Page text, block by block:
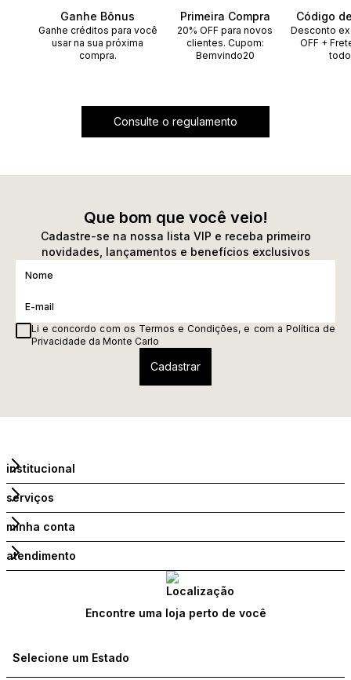
Ganhe Bônus
Ganhe créditos para você
usar na sua próxima
compra.
Primeira Compra
20% OFF para novos
clientes. Cupom:
Bemvindo20
Código
Desconto
OFF +
Consulte o regulamento
Que bom que você veio!
Cadastre-se na nossa lista VIP e receba primeiro
novidades, lançamentos e benefícios exclusivos
Li e concordo com os Termos e Condições, e com a Política de
Privacidade da Monte Carlo
institucional
serviços
minha conta
atendimento
Encontre uma loja perto de você